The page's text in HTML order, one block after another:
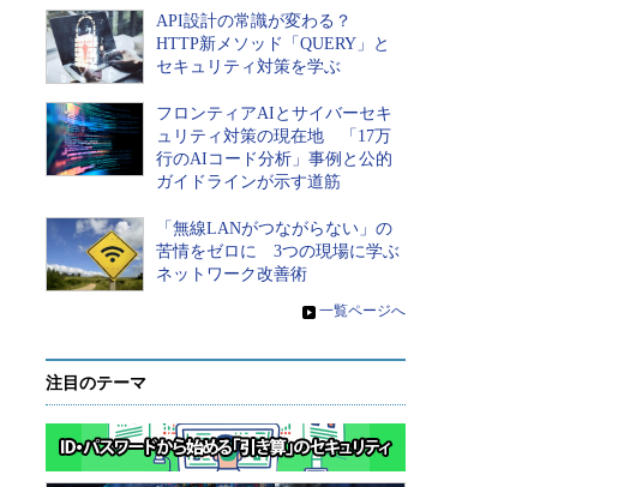
API設計の常識が変わる？
HTTP新メソッド「QUERY」と
セキュリティ対策を学ぶ
フロンティアAIとサイバーセキ
ュリティ対策の現在地 「17万
行のAIコード分析」事例と公的
ガイドラインが示す道筋
「無線LANがつながらない」の
苦情をゼロに 3つの現場に学ぶ
ネットワーク改善術
» 一覧ページへ
注目のテーマ